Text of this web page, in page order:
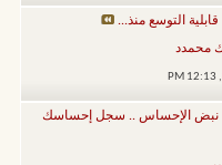
التوسع منذ...
محمدد
12:13 PM
نبض الإحساس .. سجل إحساسك